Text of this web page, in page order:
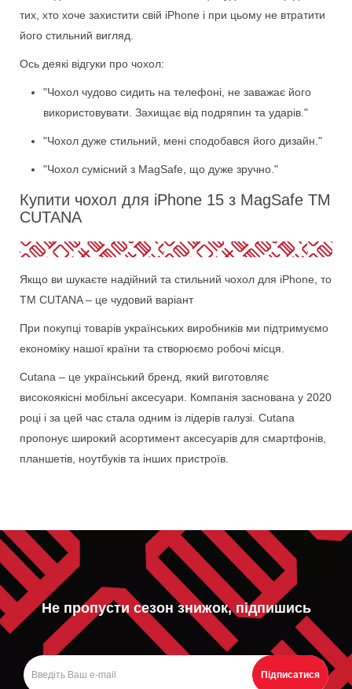
тих, хто хоче захистити свій iPhone і при цьому не втратити
його стильний вигляд.
Ось деякі відгуки про чохол:
"Чохол чудово сидить на телефоні, не заважає його
використовувати. Захищає від подряпин та ударів."
"Чохол дуже стильний, мені сподобався його дизайн."
"Чохол сумісний з MagSafe, що дуже зручно."
Купити чохол для iPhone 15 з MagSafe ТМ
CUTANA
Якщо ви шукаєте надійний та стильний чохол для iPhone, то
ТМ CUTANA – це чудовий варіант
При покупці товарів українських виробників ми підтримуємо
економіку нашої країни та створюємо робочі місця.
Cutana – це український бренд, який виготовляє
високоякісні мобільні аксесуари. Компанія заснована у 2020
році і за цей час стала одним із лідерів галузі. Cutana
пропонує широкий асортимент аксесуарів для смартфонів,
планшетів, ноутбуків та інших пристроїв.
Не пропусти сезон знижок, підпишись
Підписатися